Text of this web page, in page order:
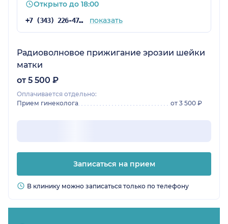
Открыто до 18:00
+7 (343) 226-47-61 показать
Радиоволновое прижигание эрозии шейки
матки
от 5 500 ₽
Оплачивается отдельно:
Прием гинеколога
от 3 500 ₽
Записаться на прием
В клинику можно записаться только по телефону